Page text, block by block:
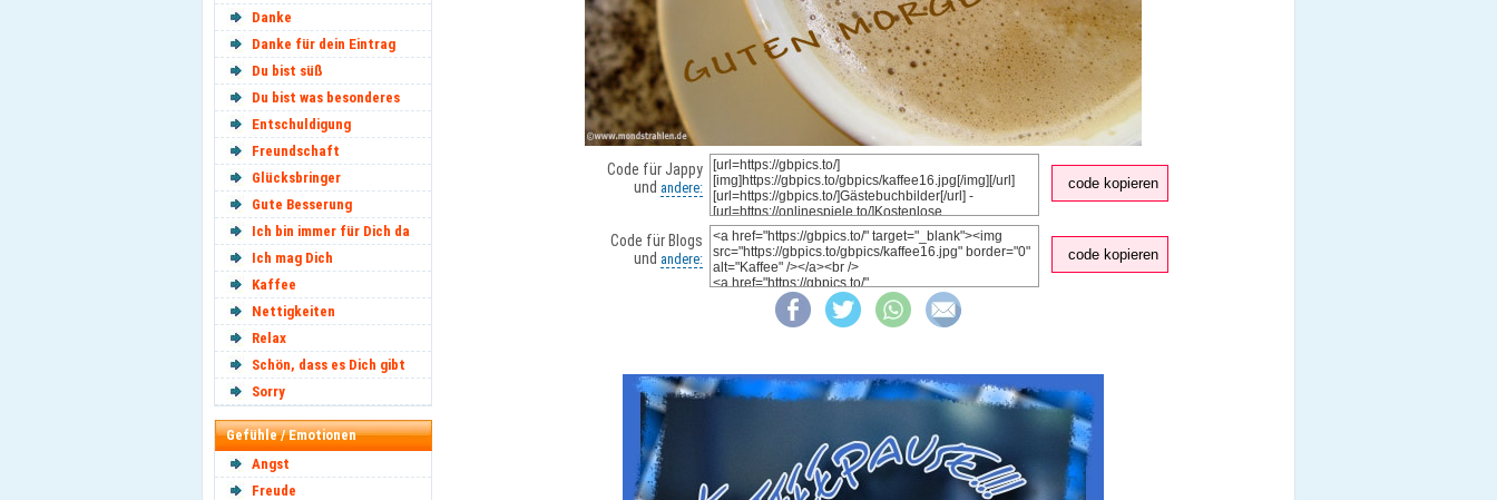
Danke
Danke für dein Eintrag
Du bist süß
Du bist was besonderes
Entschuldigung
Freundschaft
Glücksbringer
Gute Besserung
Ich bin immer für Dich da
Ich mag Dich
Kaffee
Nettigkeiten
Relax
Schön, dass es Dich gibt
Sorry
Gefühle / Emotionen
Angst
Freude
Code für Jappy
und andere: code kopieren
Code für Blogs
und andere: code kopieren